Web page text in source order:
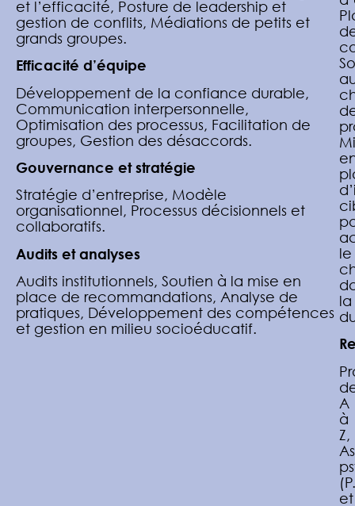
et l’efficacité, Posture de leadership et
gestion de conflits, Médiations de petits et
grands groupes.
Efficacité d’équipe
Développement de la confiance durable,
Communication interpersonnelle,
Optimisation des processus, Facilitation de
groupes, Gestion des désaccords.
Gouvernance et stratégie
Stratégie d’entreprise, Modèle
organisationnel, Processus décisionnels et
collaboratifs.
Audits et analyses
Audits institutionnels, Soutien à la mise en
place de recommandations, Analyse de
pratiques, Développement des compétences
et gestion en milieu socioéducatif.
le
la
A
à
Z,
et